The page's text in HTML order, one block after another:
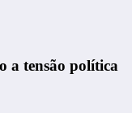
a tensão política